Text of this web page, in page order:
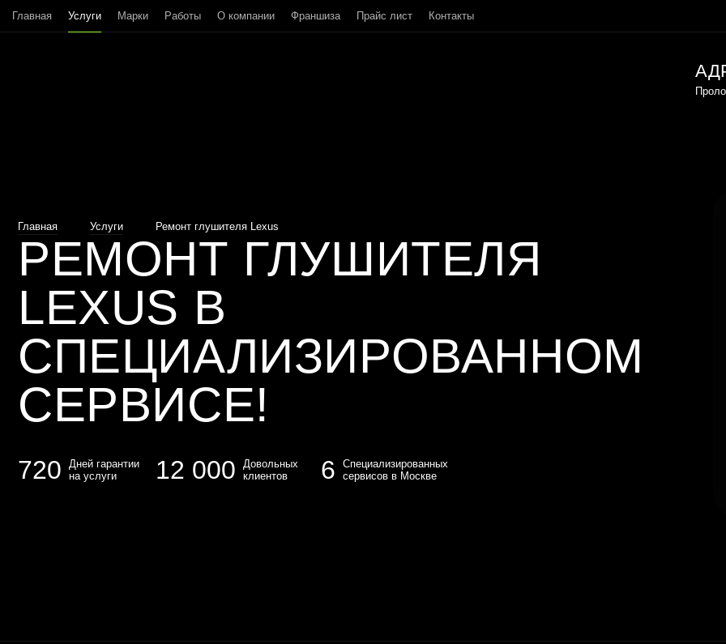
Главная Услуги Марки Работы О компании Франшиза Прайс лист Контакты
Главная Услуги Ремонт глушителя Lexus
РЕМОНТ ГЛУШИТЕЛЯ
LEXUS В
СПЕЦИАЛИЗИРОВАННОМ
СЕРВИСЕ!
720
Дней гарантии
на услуги
12 000
Довольных
клиентов
6
Специализированных
сервисов в Москве